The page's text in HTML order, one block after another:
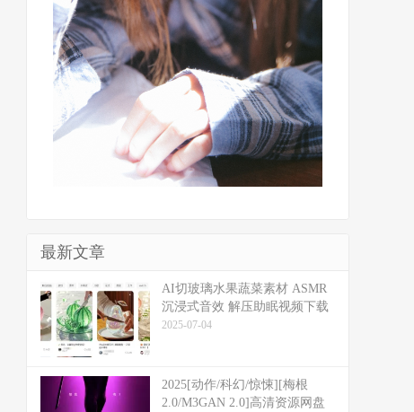
最新文章
​​AI切玻璃水果蔬菜素材 ASMR
沉浸式音效 解压助眠视频下载
2025-07-04
2025[动作/科幻/惊悚][梅根
2.0/M3GAN 2.0]高清资源网盘